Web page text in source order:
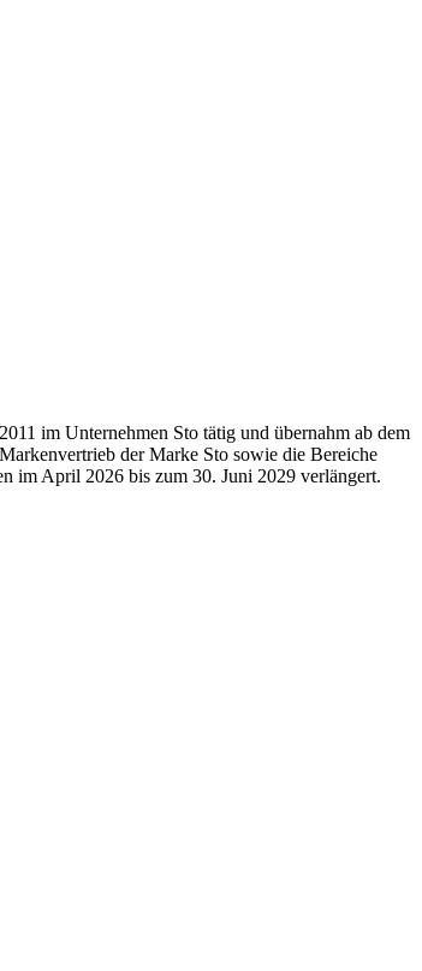
im Unternehmen Sto tätig und übernahm ab dem
der Marke Sto sowie die Bereiche
im April 2026 bis zum 30. Juni 2029 verlängert.